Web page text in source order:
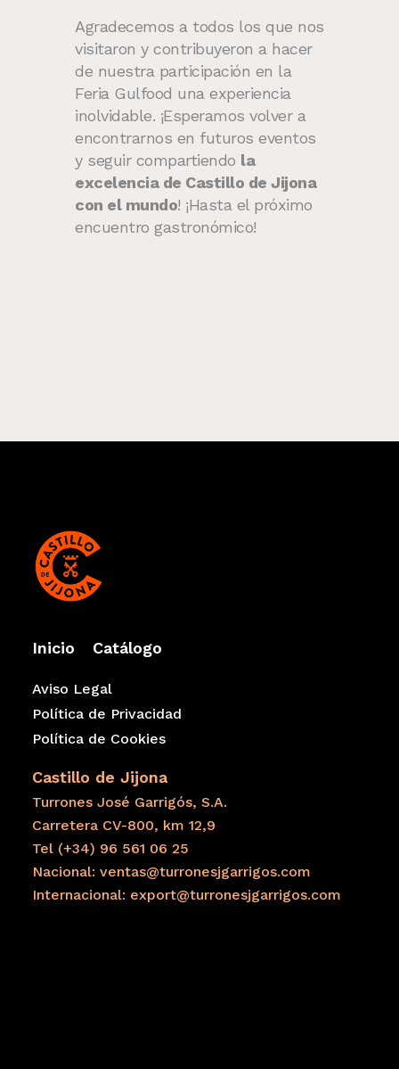
Agradecemos a todos los que nos
visitaron y contribuyeron a hacer
de nuestra participación en la
Feria Gulfood una experiencia
inolvidable. ¡Esperamos volver a
encontrarnos en futuros eventos
y seguir compartiendo la
excelencia de Castillo de Jijona
con el mundo! ¡Hasta el próximo
encuentro gastronómico!
Inicio Catálogo
Aviso Legal
Política de Privacidad
Política de Cookies
Castillo de Jijona
Turrones José Garrigós, S.A.
Carretera CV-800, km 12,9
Tel (+34) 96 561 06 25
Nacional: ventas@turronesjgarrigos.com
Internacional: export@turronesjgarrigos.com